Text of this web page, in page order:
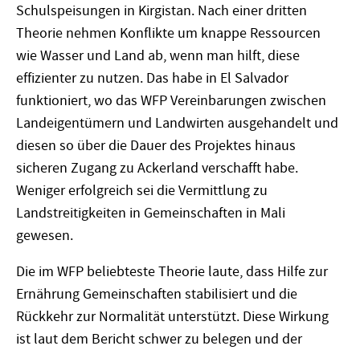
Schulspeisungen in Kirgistan. Nach einer dritten
Theorie nehmen Konflikte um knappe Ressourcen
wie Wasser und Land ab, wenn man hilft, diese
effizienter zu nutzen. Das habe in El Salvador
funktioniert, wo das WFP Vereinbarungen zwischen
Landeigentümern und Landwirten ausgehandelt und
diesen so über die Dauer des Projektes hinaus
sicheren Zugang zu Ackerland verschafft habe.
Weniger erfolgreich sei die Vermittlung zu
Landstreitigkeiten in Gemeinschaften in Mali
gewesen.
Die im WFP beliebteste Theorie laute, dass Hilfe zur
Ernährung Gemeinschaften stabilisiert und die
Rückkehr zur Normalität unterstützt. Diese Wirkung
ist laut dem Bericht schwer zu belegen und der